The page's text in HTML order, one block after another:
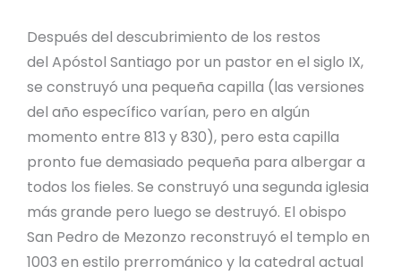
Después del descubrimiento de los restos
del Apóstol Santiago por un pastor en el siglo IX,
se construyó una pequeña capilla (las versiones
del año específico varían, pero en algún
momento entre 813 y 830), pero esta capilla
pronto fue demasiado pequeña para albergar a
todos los fieles. Se construyó una segunda iglesia
más grande pero luego se destruyó. El obispo
San Pedro de Mezonzo reconstruyó el templo en
1003 en estilo prerrománico y la catedral actual